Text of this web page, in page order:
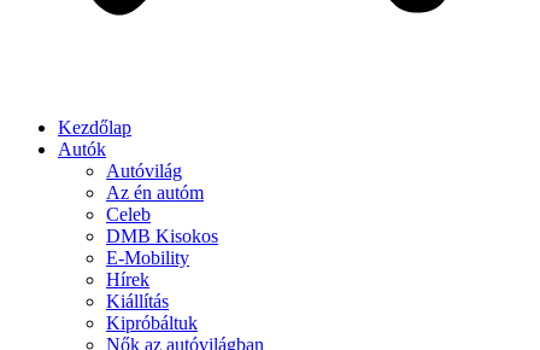
Kezdőlap
Autók
Autóvilág
Az én autóm
Celeb
DMB Kisokos
E-Mobility
Hírek
Kiállítás
Kipróbáltuk
Nők az autóvilágban